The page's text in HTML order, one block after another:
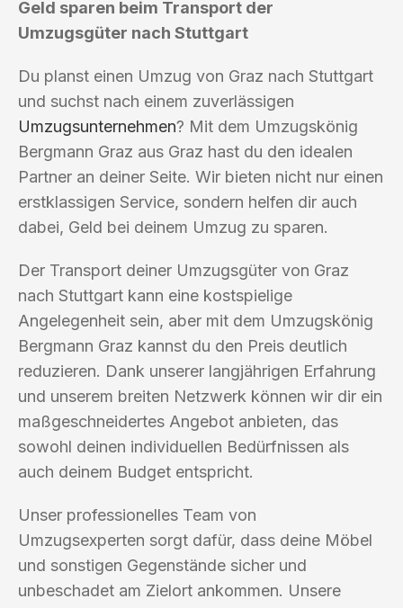
Geld sparen beim Transport der
Umzugsgüter nach Stuttgart
Du planst einen Umzug von Graz nach Stuttgart
und suchst nach einem zuverlässigen
Umzugsunternehmen? Mit dem Umzugskönig
Bergmann Graz aus Graz hast du den idealen
Partner an deiner Seite. Wir bieten nicht nur einen
erstklassigen Service, sondern helfen dir auch
dabei, Geld bei deinem Umzug zu sparen.
Der Transport deiner Umzugsgüter von Graz
nach Stuttgart kann eine kostspielige
Angelegenheit sein, aber mit dem Umzugskönig
Bergmann Graz kannst du den Preis deutlich
reduzieren. Dank unserer langjährigen Erfahrung
und unserem breiten Netzwerk können wir dir ein
maßgeschneidertes Angebot anbieten, das
sowohl deinen individuellen Bedürfnissen als
auch deinem Budget entspricht.
Unser professionelles Team von
Umzugsexperten sorgt dafür, dass deine Möbel
und sonstigen Gegenstände sicher und
unbeschadet am Zielort ankommen. Unsere